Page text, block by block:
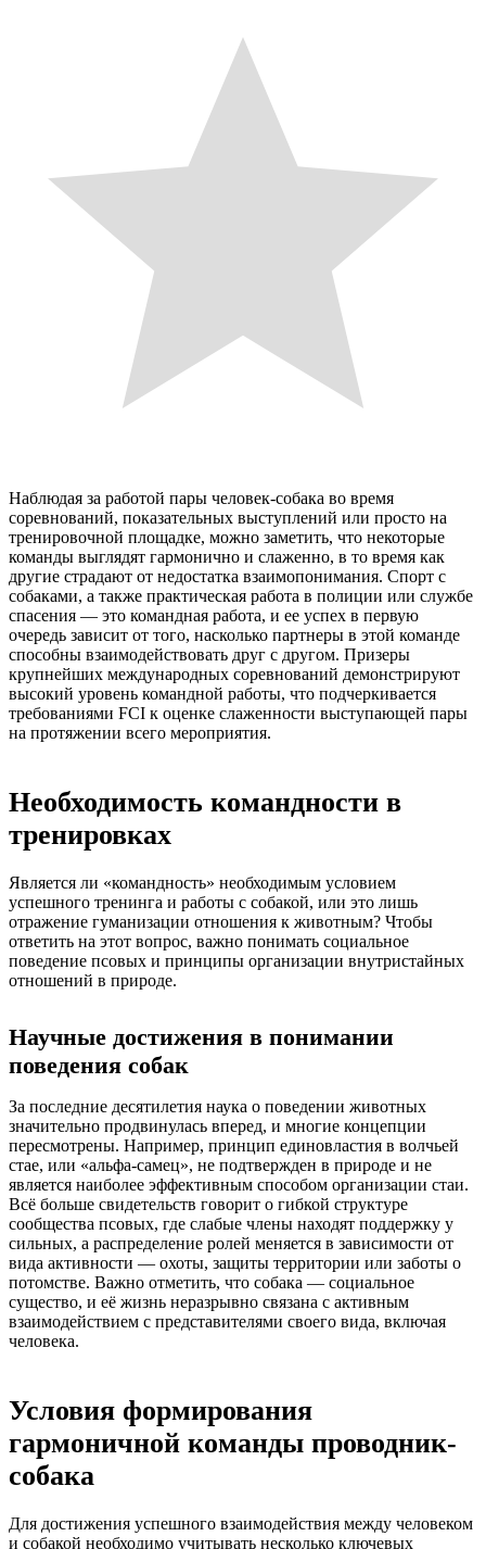
Наблюдая за работой пары человек-собака во время
соревнований, показательных выступлений или просто на
тренировочной площадке, можно заметить, что некоторые
команды выглядят гармонично и слаженно, в то время как
другие страдают от недостатка взаимопонимания. Спорт с
собаками, а также практическая работа в полиции или службе
спасения — это командная работа, и ее успех в первую
очередь зависит от того, насколько партнеры в этой команде
способны взаимодействовать друг с другом. Призеры
крупнейших международных соревнований демонстрируют
высокий уровень командной работы, что подчеркивается
требованиями FCI к оценке слаженности выступающей пары
на протяжении всего мероприятия.
Необходимость командности в
тренировках
Является ли «командность» необходимым условием
успешного тренинга и работы с собакой, или это лишь
отражение гуманизации отношения к животным? Чтобы
ответить на этот вопрос, важно понимать социальное
поведение псовых и принципы организации внутристайных
отношений в природе.
Научные достижения в понимании
поведения собак
За последние десятилетия наука о поведении животных
значительно продвинулась вперед, и многие концепции
пересмотрены. Например, принцип единовластия в волчьей
стае, или «альфа-самец», не подтвержден в природе и не
является наиболее эффективным способом организации стаи.
Всё больше свидетельств говорит о гибкой структуре
сообщества псовых, где слабые члены находят поддержку у
сильных, а распределение ролей меняется в зависимости от
вида активности — охоты, защиты территории или заботы о
потомстве. Важно отметить, что собака — социальное
существо, и её жизнь неразрывно связана с активным
взаимодействием с представителями своего вида, включая
человека.
Условия формирования
гармоничной команды проводник-
собака
Для достижения успешного взаимодействия между человеком
и собакой необходимо учитывать несколько ключевых